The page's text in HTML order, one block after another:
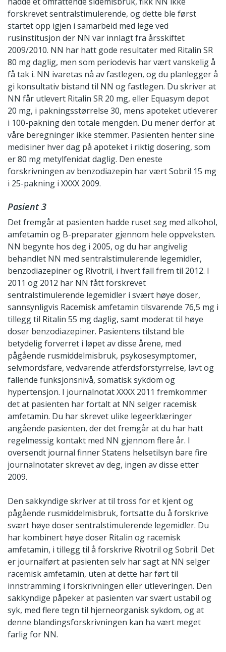
forskrevet sentralstimulerende, og dette ble først
startet opp igjen i samarbeid med lege ved
rusinstitusjon der NN var innlagt fra årsskiftet
2009/2010. NN har hatt gode resultater med Ritalin SR
80 mg daglig, men som periodevis har vært vanskelig å
få tak i. NN ivaretas nå av fastlegen, og du planlegger å
gi konsultativ bistand til NN og fastlegen. Du skriver at
NN får utlevert Ritalin SR 20 mg, eller Equasym depot
20 mg, i pakningsstørrelse 30, mens apoteket utleverer
i 100-pakning den totale mengden. Du mener derfor at
våre beregninger ikke stemmer. Pasienten henter sine
medisiner hver dag på apoteket i riktig dosering, som
er 80 mg metylfenidat daglig. Den eneste
forskrivningen av benzodiazepin har vært Sobril 15 mg
i 25-pakning i XXXX 2009.
Pasient 3
Det fremgår at pasienten hadde ruset seg med alkohol,
amfetamin og B-preparater gjennom hele oppveksten.
NN begynte hos deg i 2005, og du har angivelig
behandlet NN med sentralstimulerende legemidler,
benzodiazepiner og Rivotril, i hvert fall frem til 2012. I
2011 og 2012 har NN fått forskrevet
sentralstimulerende legemidler i svært høye doser,
sannsynligvis Racemisk amfetamin tilsvarende 76,5 mg i
tillegg til Ritalin 55 mg daglig, samt moderat til høye
doser benzodiazepiner. Pasientens tilstand ble
betydelig forverret i løpet av disse årene, med
pågående rusmiddelmisbruk, psykosesymptomer,
selvmordsfare, vedvarende atferdsforstyrrelse, lavt og
fallende funksjonsnivå, somatisk sykdom og
hypertensjon. I journalnotat XXXX 2011 fremkommer
det at pasienten har fortalt at NN selger racemisk
amfetamin. Du har skrevet ulike legeerklæringer
angående pasienten, der det fremgår at du har hatt
regelmessig kontakt med NN gjennom flere år. I
oversendt journal finner Statens helsetilsyn bare fire
journalnotater skrevet av deg, ingen av disse etter
2009.
Den sakkyndige skriver at til tross for et kjent og
pågående rusmiddelmisbruk, fortsatte du å forskrive
svært høye doser sentralstimulerende legemidler. Du
har kombinert høye doser Ritalin og racemisk
amfetamin, i tillegg til å forskrive Rivotril og Sobril. Det
er journalført at pasienten selv har sagt at NN selger
racemisk amfetamin, uten at dette har ført til
innstramming i forskrivningen eller utleveringen. Den
sakkyndige påpeker at pasienten var svært ustabil og
syk, med flere tegn til hjerneorganisk sykdom, og at
denne blandingsforskrivningen kan ha vært meget
farlig for NN.